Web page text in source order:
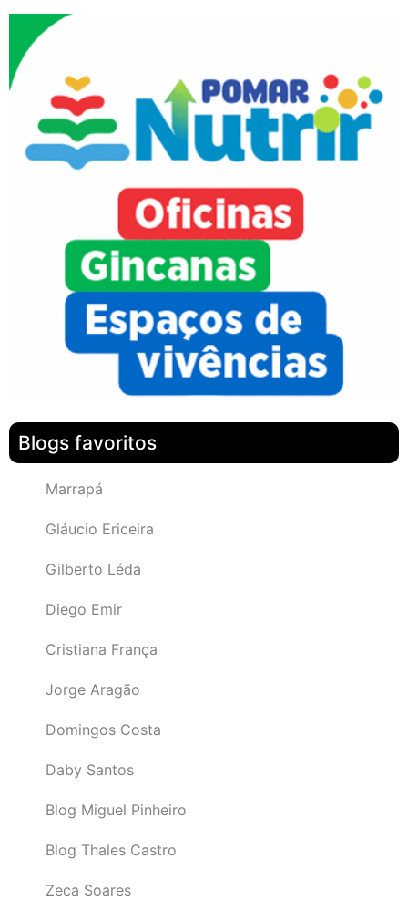
Blogs favoritos
Marrapá
Gláucio Ericeira
Gilberto Léda
Diego Emir
Cristiana França
Jorge Aragão
Domingos Costa
Daby Santos
Blog Miguel Pinheiro
Blog Thales Castro
Zeca Soares